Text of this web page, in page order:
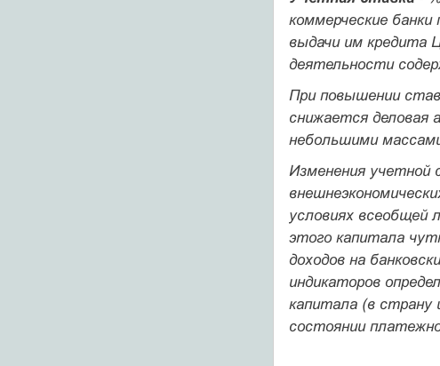
коммерческие
выдачи им кредита
деятельности
При повышении
снижается деловая
небольшими
Изменения учетной
условиях всеобщей
этого капитала
доходов на
индикаторов
капитала (в страну
состоянии